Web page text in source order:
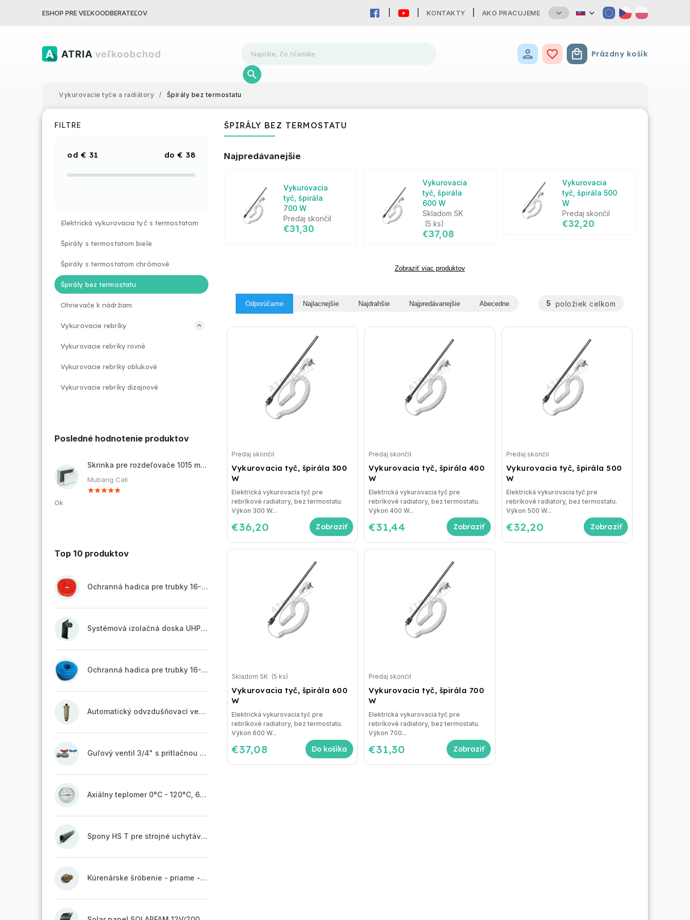
ESHOP PRE VEĽKOODBERATEĽOV KONTAKTY AKO PRACUJEME
Nákupný košík
Prázdny košík
Vykurovacie tyče a radiátory / Špirály bez termostatu
FILTRE
€ 31 € 38
Elektrická vykurovacia tyč s termostatom
Špirály s termostatom biele
Špirály s termostatom chrómové
Špirály bez termostatu
Ohrievače k nádržiam
Vykurovacie rebríky
Vykurovacie rebríky rovné
Vykurovacie rebríky oblukové
Vykurovacie rebríky dizajnové
Posledné hodnotenie produktov
Skrinka pre rozdeľovače 1015 mm - nadomietková
Mubarig Cali
Ok
Top 10 produktov
Ochranná hadica pre trubky 16-18mm - červená
Systémová izolačná doska UHP51 (STIROTERMAL DUO 11)
Ochranná hadica pre trubky 16-18mm - modrá
Automatický odvzdušňovací ventil 1/2" so spätnou klapkou mosadzný (ODP.A15MO)
Guľový ventil 3/4" s prítlačnou maticou
Axiálny teplomer 0°C - 120°C, 63 mm
Spony HS T pre strojné uchytávanie potrubia, zvarené na vrchu do pásu
Kúrenárske šróbenie - priame - 1"
ŠPIRÁLY BEZ TERMOSTATU
Najpredávanejšie
Vykurovacia
tyč, špirála
700 W
Predaj skončil
€31,30
Vykurovacia
tyč, špirála
600 W
Skladom SK
(5 ks)
€37,08
Vykurovacia
tyč, špirála 500
W
Predaj skončil
€32,20
Zobraziť viac produktov
Odporúčame Najlacnejšie Najdrahšie Najpredávanejšie Abecedne 5 položiek celkom
Vykurovacia tyč, špirála 300
W
Predaj skončil
€36,20
Elektrická vykurovacia tyč pre
rebríkové radiatory, bez termostatu.
Výkon 300 W...
Vykurovacia tyč, špirála 400
W
Predaj skončil
€31,44
Elektrická vykurovacia tyč pre
rebríkové radiatory, bez termostatu.
Výkon 400 W...
Vykurovacia tyč, špirála 500
W
Predaj skončil
€32,20
Elektrická vykurovacia tyč pre
rebríkové radiatory, bez termostatu.
Výkon 500 W...
Vykurovacia tyč, špirála 600
W
Skladom SK (5 ks)
€37,08 Do košíka
Elektrická vykurovacia tyč pre
rebríkové radiatory, bez termostatu.
Výkon 600 W...
Vykurovacia tyč, špirála 700
W
Predaj skončil
€31,30
Elektrická vykurovacia tyč pre
rebríkové radiatory, bez termostatu.
Výkon 700...